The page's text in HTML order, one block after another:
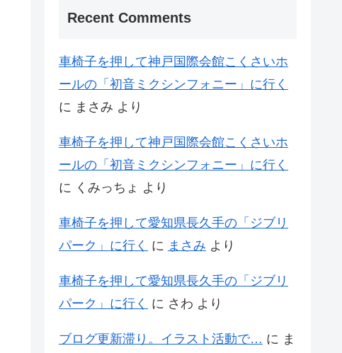
Recent Comments
車椅子を押して神戸国際会館こくさいホ
ールの「初音ミクシンフォニー」に行く
に まさみ より
車椅子を押して神戸国際会館こくさいホ
ールの「初音ミクシンフォニー」に行く
に くみっちょ より
車椅子を押して愛知県長久手の「ジブリ
パーク」に行く に まさみ より
車椅子を押して愛知県長久手の「ジブリ
パーク」に行く に さわ より
ブログ更新滞り。イラスト活動で… に ま